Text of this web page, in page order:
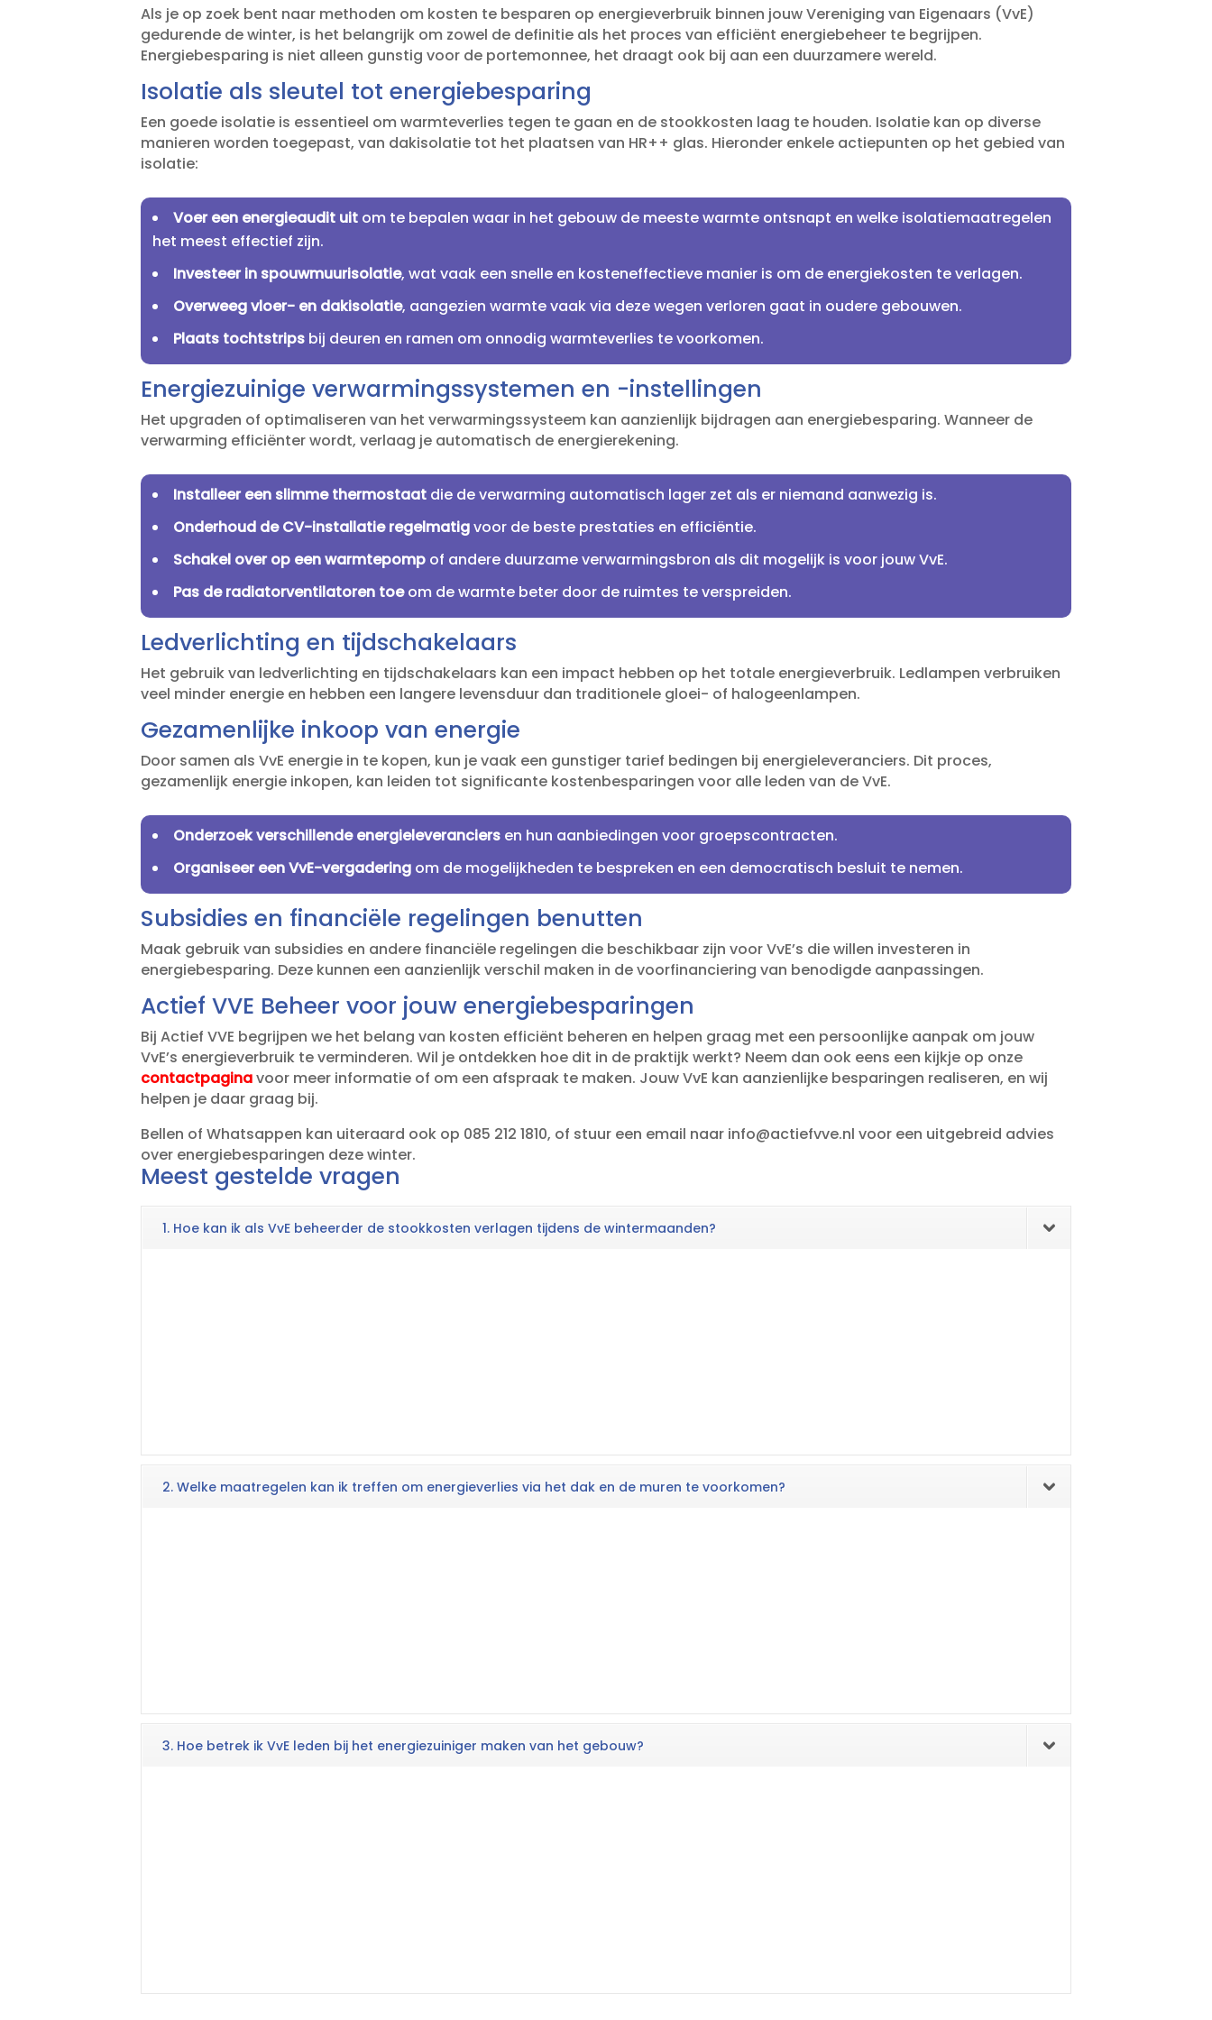
Als je op zoek bent naar methoden om kosten te besparen op energieverbruik binnen jouw Vereniging van Eigenaars (VvE)
gedurende de winter, is het belangrijk om zowel de definitie als het proces van efficiënt energiebeheer te begrijpen.​
Energiebesparing is niet alleen gunstig voor de portemonnee, het draagt ook bij aan een duurzamere wereld.​
Isolatie als sleutel tot energiebesparing
Een goede isolatie is essentieel om warmteverlies tegen te gaan en de stookkosten laag te houden.​ Isolatie kan op diverse
manieren worden toegepast, van dakisolatie tot het plaatsen van HR++ glas.​ Hieronder enkele actiepunten op het gebied van
isolatie:
Voer een energieaudit uit om te bepalen waar in het gebouw de meeste warmte ontsnapt en welke isolatiemaatregelen
het meest effectief zijn.​
Investeer in spouwmuurisolatie, wat vaak een snelle en kosteneffectieve manier is om de energiekosten te verlagen.​
Overweeg vloer- en dakisolatie, aangezien warmte vaak via deze wegen verloren gaat in oudere gebouwen.​
Plaats tochtstrips bij deuren en ramen om onnodig warmteverlies te voorkomen.​
Energiezuinige verwarmingssystemen en -instellingen
Het upgraden of optimaliseren van het verwarmingssysteem kan aanzienlijk bijdragen aan energiebesparing.​ Wanneer de
verwarming efficiënter wordt, verlaag je automatisch de energierekening.​
Installeer een slimme thermostaat die de verwarming automatisch lager zet als er niemand aanwezig is.​
Onderhoud de CV-installatie regelmatigvoor de beste prestaties en efficiëntie.​
Schakel over op een warmtepomp of andere duurzame verwarmingsbron als dit mogelijk is voor jouw VvE.​
Pas de radiatorventilatoren toeom de warmte beter door de ruimtes te verspreiden.​
Ledverlichting en tijdschakelaars
Het gebruik van ledverlichting en tijdschakelaars kan een impact hebben op het totale energieverbruik.​ Ledlampen verbruiken
veel minder energie en hebben een langere levensduur dan traditionele gloei- of halogeenlampen.​
Gezamenlijke inkoop van energie
Door samen als VvE energie in te kopen, kun je vaak een gunstiger tarief bedingen bij energieleveranciers.​ Dit proces,
gezamenlijk energie inkopen, kan leiden tot significante kostenbesparingen voor alle leden van de VvE.​
Onderzoek verschillende energieleveranciers en hun aanbiedingen voor groepscontracten.​
Organiseer een VvE-vergadering om de mogelijkheden te bespreken en een democratisch besluit te nemen.​
Subsidies en financiële regelingen benutten
Maak gebruik van subsidies en andere financiële regelingen die beschikbaar zijn voor VvE’s die willen investeren in
energiebesparing.​ Deze kunnen een aanzienlijk verschil maken in de voorfinanciering van benodigde aanpassingen.​
Actief VVE Beheer voor jouw energiebesparingen
Bij Actief VVE begrijpen we het belang van kosten efficiënt beheren en helpen graag met een persoonlijke aanpak om jouw
VvE’s energieverbruik te verminderen.​ Wil je ontdekken hoe dit in de praktijk werkt? Neem dan ook eens een kijkje op onze
contactpaginavoor meer informatie of om een afspraak te maken.​ Jouw VvE kan aanzienlijke besparingen realiseren, en wij
helpen je daar graag bij.​
Bellen of Whatsappen kan uiteraard ook op 085 212 1810, of stuur een email naar info@actiefvve.​nl voor een uitgebreid advies
over energiebesparingen deze winter.​
Meest gestelde vragen
1. Hoe kan ik als VvE beheerder de stookkosten verlagen tijdens de wintermaanden?
2. Welke maatregelen kan ik treffen om energieverlies via het dak en de muren te voorkomen?
3. Hoe betrek ik VvE leden bij het energiezuiniger maken van het gebouw?